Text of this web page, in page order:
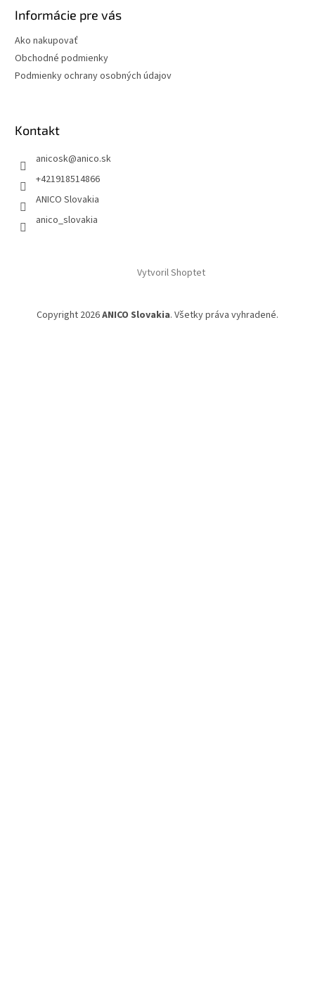
Informácie pre vás
Ako nakupovať
Obchodné podmienky
Podmienky ochrany osobných údajov
Kontakt
anicosk@anico.sk
+421918514866
ANICO Slovakia
anico_slovakia
Vytvoril Shoptet
Copyright 2026ANICO Slovakia. Všetky práva vyhradené.